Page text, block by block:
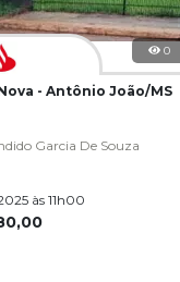
0
- Antônio João/MS
Garcia De Souza
às 11h00